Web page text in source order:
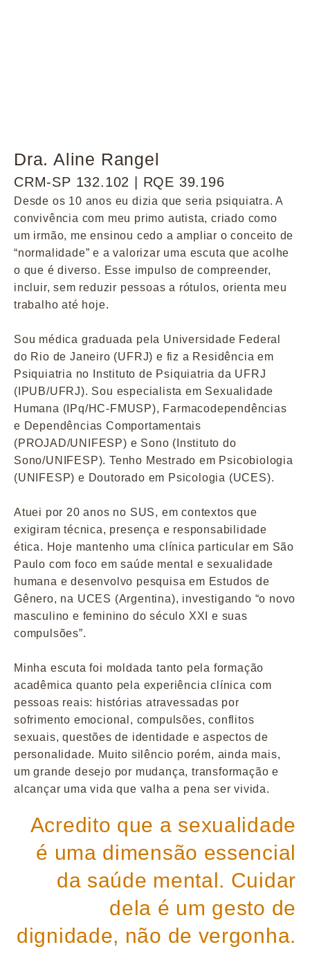
Dra. Aline Rangel
CRM-SP 132.102 | RQE 39.196
Desde os 10 anos eu dizia que seria psiquiatra. A
convivência com meu primo autista, criado como
um irmão, me ensinou cedo a ampliar o conceito de
“normalidade” e a valorizar uma escuta que acolhe
o que é diverso. Esse impulso de compreender,
incluir, sem reduzir pessoas a rótulos, orienta meu
trabalho até hoje.
Sou médica graduada pela Universidade Federal
do Rio de Janeiro (UFRJ) e fiz a Residência em
Psiquiatria no Instituto de Psiquiatria da UFRJ
(IPUB/UFRJ). Sou especialista em Sexualidade
Humana (IPq/HC-FMUSP), Farmacodependências
e Dependências Comportamentais
(PROJAD/UNIFESP) e Sono (Instituto do
Sono/UNIFESP). Tenho Mestrado em Psicobiologia
(UNIFESP) e Doutorado em Psicologia (UCES).
Atuei por 20 anos no SUS, em contextos que
exigiram técnica, presença e responsabilidade
ética. Hoje mantenho uma clínica particular em São
Paulo com foco em saúde mental e sexualidade
humana e desenvolvo pesquisa em Estudos de
Gênero, na UCES (Argentina), investigando “o novo
masculino e feminino do século XXI e suas
compulsões”.
Minha escuta foi moldada tanto pela formação
acadêmica quanto pela experiência clínica com
pessoas reais: histórias atravessadas por
sofrimento emocional, compulsões, conflitos
sexuais, questões de identidade e aspectos de
personalidade. Muito silêncio porém, ainda mais,
um grande desejo por mudança, transformação e
alcançar uma vida que valha a pena ser vivida.
Acredito que a sexualidade
é uma dimensão essencial
da saúde mental. Cuidar
dela é um gesto de
dignidade, não de vergonha.